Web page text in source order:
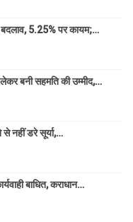
5.25% पर कायम;…
बनी सहमति की उम्मीद,…
से नहीं डरे सूर्या,…
बाधित, कराधान…